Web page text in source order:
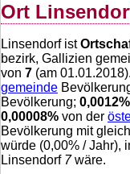
Ort
Linsendorf ist
bezirk, Gallizien
von 7 (am
gemeinde
Bevölkerung; 0,0012%
0,00008% von der
Bevölkerung mit
würde (0,00% / Jahr),
Linsendorf 7wäre.